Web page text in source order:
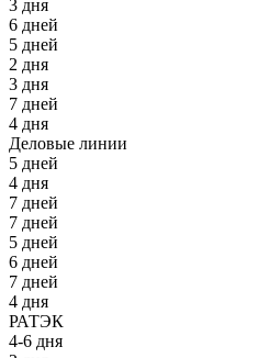
3 дня
6 дней
5 дней
2 дня
3 дня
7 дней
4 дня
Деловые линии
5 дней
4 дня
7 дней
7 дней
5 дней
6 дней
7 дней
4 дня
РАТЭК
4-6 дня